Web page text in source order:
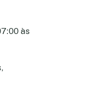
às